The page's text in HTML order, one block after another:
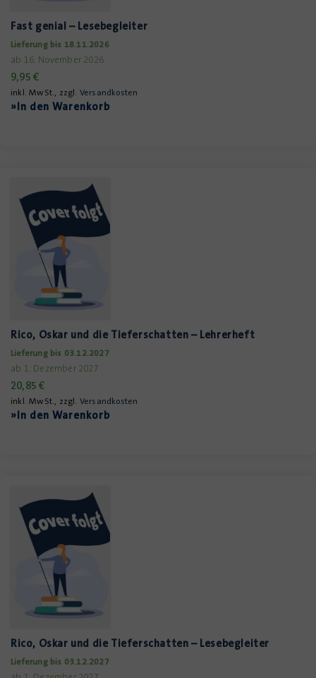
Fast genial – Lesebegleiter
Lieferung bis 18.11.2026
ab 16. November 2026
9,95 €
inkl. MwSt., zzgl. Versandkosten
»In den Warenkorb
Rico, Oskar und die Tieferschatten – Lehrerheft
Lieferung bis 03.12.2027
ab 1. Dezember 2027
20,85€
inkl. MwSt., zzgl. Versandkosten
»In den Warenkorb
Rico, Oskar und die Tieferschatten – Lesebegleiter
Lieferung bis 03.12.2027